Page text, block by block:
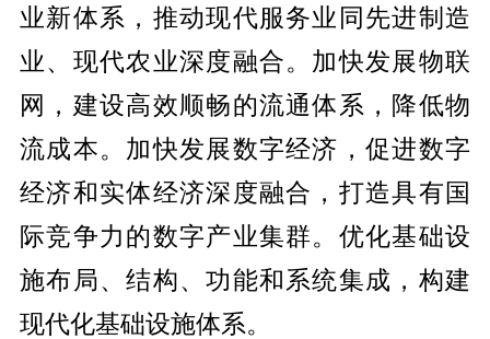
业新体系，推动现代服务业同先进制造
业、现代农业深度融合。加快发展物联
网，建设高效顺畅的流通体系，降低物
流成本。加快发展数字经济，促进数字
经济和实体经济深度融合，打造具有国
际竞争力的数字产业集群。优化基础设
施布局、结构、功能和系统集成，构建
现代化基础设施体系。